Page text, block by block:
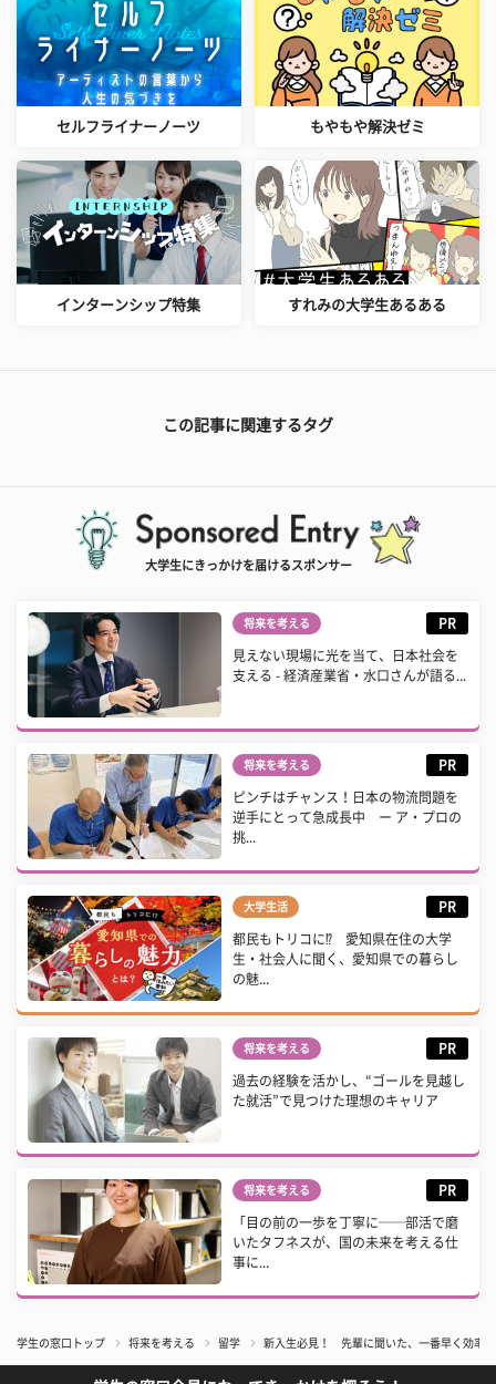
セルフライナーノーツ もやもや解決ゼミ
インターンシップ特集 すれみの大学生あるある
この記事に関連するタグ
大学生にきっかけを届けるスポンサー
将来を考える PR
見えない現場に光を当て、日本社会を
支える - 経済産業省・水口さんが語る...
将来を考える PR
ピンチはチャンス！日本の物流問題を
逆手にとって急成長中 ー ア・プロの
挑...
大学生活 PR
都民もトリコに⁉ 愛知県在住の大学
生・社会人に聞く、愛知県での暮らし
の魅...
将来を考える PR
過去の経験を活かし、“ゴールを見越し
た就活”で見つけた理想のキャリア
将来を考える PR
「目の前の一歩を丁寧に──部活で磨
いたタフネスが、国の未来を考える仕
事に...
学生の窓口トップ 将来を考える 留学 新入生必見！ 先輩に聞いた、一番早く効率